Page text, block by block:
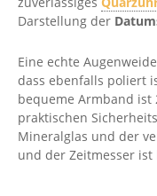
Darstellung der
Eine echte
dass ebenfalls poliert
bequeme Armband
praktischen
Mineralglas und der
und der Zeitmesser ist